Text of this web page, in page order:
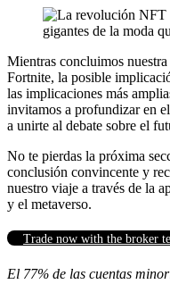
Mientras concluimos
Fortnite, la posible
las implicaciones más
invitamos a profundizar en
a unirte al debate sobre el
No te pierdas la próxima
conclusión convincente y
nuestro viaje a través de la
y el metaverso.
Trade now with the broker
El 77% de las cuentas